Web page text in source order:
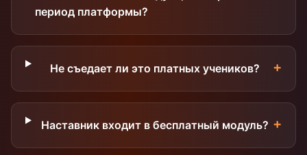
период платформы?
Не съедает ли это платных учеников? +
Наставник входит в бесплатный модуль? +